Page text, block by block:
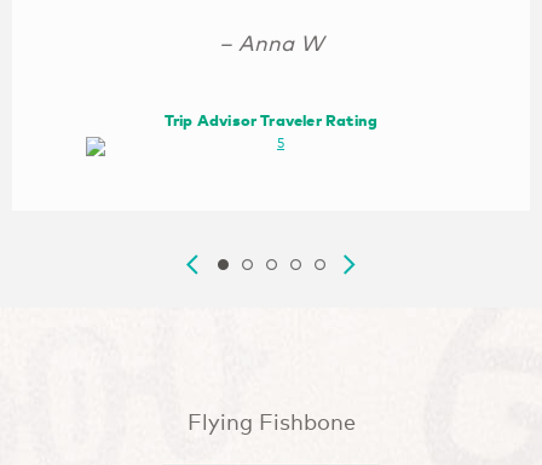
– Anna W
Trip Advisor Traveler Rating
Flying Fishbone